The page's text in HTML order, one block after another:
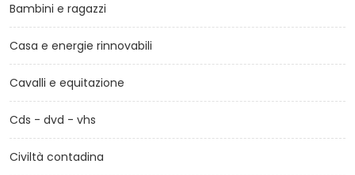
Bambini e ragazzi
Casa e energie rinnovabili
Cavalli e equitazione
Cds - dvd - vhs
Civiltà contadina